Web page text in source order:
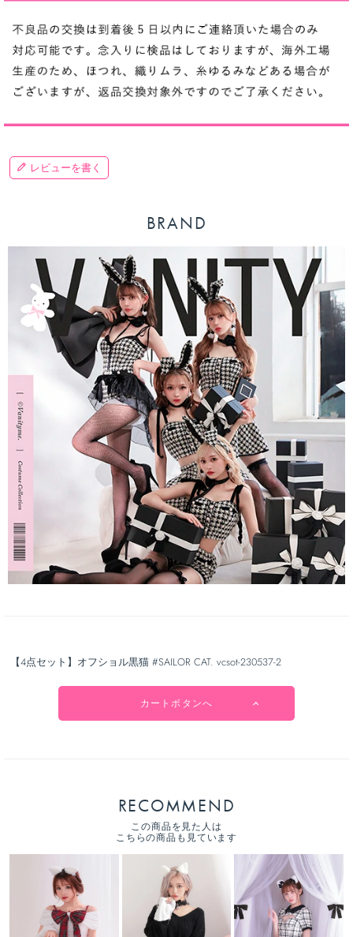
レビューを書く
BRAND
【4点セット】オフショル黒猫 #SAILOR CAT. vcsot-230537-2
カートボタンへ
RECOMMEND
この商品を見た人は
こちらの商品も見ています